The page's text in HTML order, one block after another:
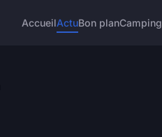
AccueilActuBon planCamping